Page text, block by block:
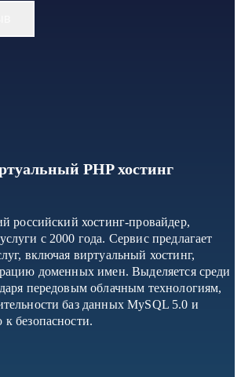
PHP хостинг
российский хостинг-провайдер,
с 2000 года. Сервис предлагает
включая виртуальный хостинг,
доменных имен. Выделяется среди
передовым облачным технологиям,
баз данных MySQL 5.0 и
безопасности.